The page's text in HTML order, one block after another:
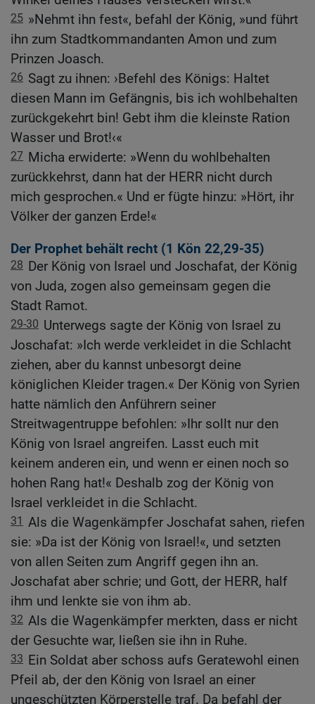
25 »Nehmt ihn fest«, befahl der König, »und führt
ihn zum Stadtkommandanten Amon und zum
Prinzen Joasch.
26 Sagt zu ihnen: ›Befehl des Königs: Haltet
diesen Mann im Gefängnis, bis ich wohlbehalten
zurückgekehrt bin! Gebt ihm die kleinste Ration
Wasser und Brot!‹«
27 Micha erwiderte: »Wenn du wohlbehalten
zurückkehrst, dann hat der HERR nicht durch
mich gesprochen.« Und er fügte hinzu: »Hört, ihr
Völker der ganzen Erde!«
Der Prophet behält recht (1 Kön 22,29-35)
28 Der König von Israel und Joschafat, der König
von Juda, zogen also gemeinsam gegen die
Stadt Ramot.
29-30 Unterwegs sagte der König von Israel zu
Joschafat: »Ich werde verkleidet in die Schlacht
ziehen, aber du kannst unbesorgt deine
königlichen Kleider tragen.« Der König von Syrien
hatte nämlich den Anführern seiner
Streitwagentruppe befohlen: »Ihr sollt nur den
König von Israel angreifen. Lasst euch mit
keinem anderen ein, und wenn er einen noch so
hohen Rang hat!« Deshalb zog der König von
Israel verkleidet in die Schlacht.
31 Als die Wagenkämpfer Joschafat sahen, riefen
sie: »Da ist der König von Israel!«, und setzten
von allen Seiten zum Angriff gegen ihn an.
Joschafat aber schrie; und Gott, der HERR, half
ihm und lenkte sie von ihm ab.
32 Als die Wagenkämpfer merkten, dass er nicht
der Gesuchte war, ließen sie ihn in Ruhe.
33 Ein Soldat aber schoss aufs Geratewohl einen
Pfeil ab, der den König von Israel an einer
ungeschützten Körperstelle traf. Da befahl der